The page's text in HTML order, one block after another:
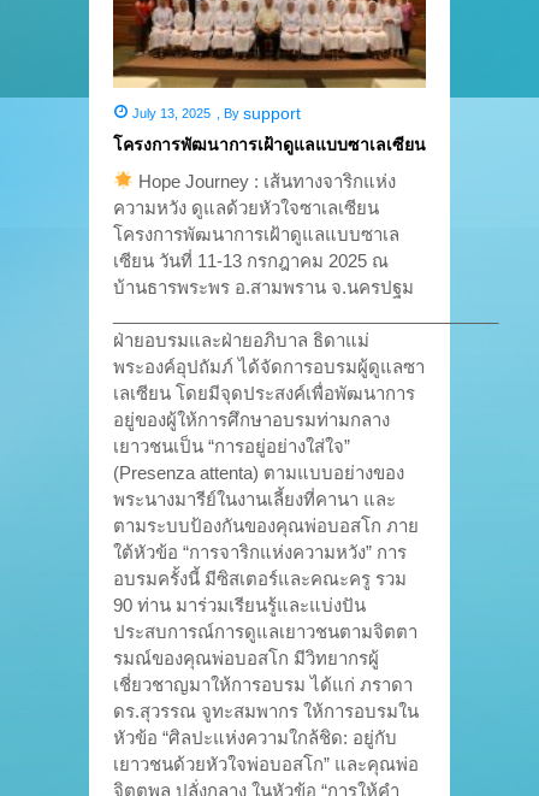
July 13, 2025 By support
โครงการพัฒนาการเฝ้าดูแลแบบซาเลเซียน
Hope Journey : เส้นทางจาริกแห่ง
ความหวัง ดูแลด้วยหัวใจซาเลเซียน
โครงการพัฒนาการเฝ้าดูแลแบบซาเล
เซียน วันที่ 11-13 กรกฎาคม 2025 ณ
บ้านธารพระพร อ.สามพราน จ.นครปฐม
ฝ่ายอบรมและฝ่ายอภิบาล ธิดาแม่
พระองค์อุปถัมภ์ ได้จัดการอบรมผู้ดูแลซา
เลเซียน โดยมีจุดประสงค์เพื่อพัฒนาการ
อยู่ของผู้ให้การศึกษาอบรมท่ามกลาง
เยาวชนเป็น “การอยู่อย่างใส่ใจ”
(Presenza attenta) ตามแบบอย่างของ
พระนางมารีย์ในงานเลี้ยงที่คานา และ
ตามระบบป้องกันของคุณพ่อบอสโก ภาย
ใต้หัวข้อ “การจาริกแห่งความหวัง” การ
อบรมครั้งนี้ มีซิสเตอร์และคณะครู รวม
90 ท่าน มาร่วมเรียนรู้และแบ่งปัน
ประสบการณ์การดูแลเยาวชนตามจิตตา
รมณ์ของคุณพ่อบอสโก มีวิทยากรผู้
เชี่ยวชาญมาให้การอบรม ได้แก่ ภราดา
ดร.สุวรรณ จูทะสมพากร ให้การอบรมใน
หัวข้อ “ศิลปะแห่งความใกล้ชิด: อยู่กับ
เยาวชนด้วยหัวใจพ่อบอสโก” และคุณพ่อ
จิตตพล ปลั่งกลาง ในหัวข้อ “การให้คำ